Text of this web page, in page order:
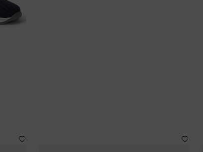
Albania
Argelia